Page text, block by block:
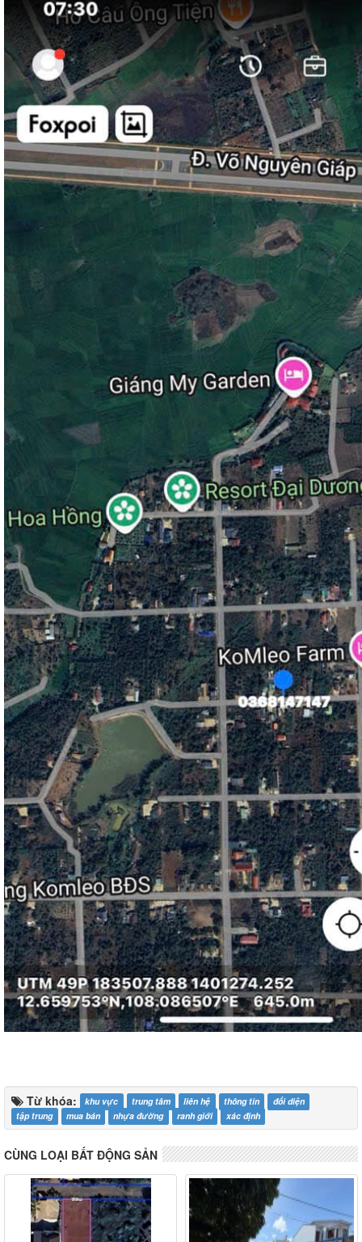
Từ khóa: khu vực trung tâm liên hệ thông tin
đối diện
tập trung
mua bán nhựa đường ranh giới xác định
CÙNG LOẠI BẤT ĐỘNG SẢN